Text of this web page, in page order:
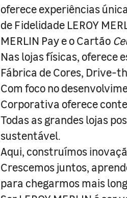
oferece experiências
de Fidelidade LEROY
MERLIN Pay e o Cartão
Nas lojas físicas, oferece
Fábrica de Cores, Drive-
Com foco no
Corporativa oferece
Todas as grandes lojas
sustentável.
Aqui, construímos
Crescemos juntos,
para chegarmos mais